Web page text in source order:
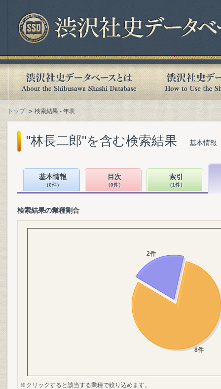
トップ 検索結果 - 年表
"林長二郎"を含む検索結果 基本情報
基本情報
（0件）
目次
（0件）
索引
（1件）
検索結果の業種割合
※クリックすると該当する業種で絞り込めます。